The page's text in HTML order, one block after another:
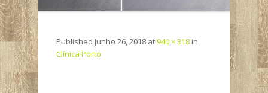
Published Junho 26, 2018 at940 × 318 in
Clínica Porto